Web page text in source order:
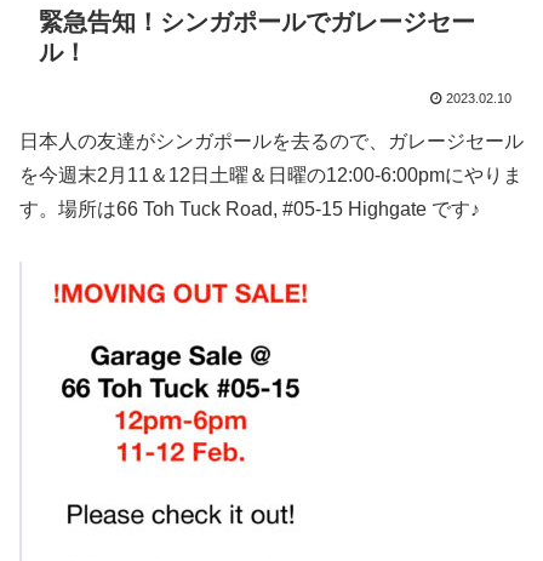
緊急告知！シンガポールでガレージセー
ル！
2023.02.10
日本人の友達がシンガポールを去るので、ガレージセール
を今週末2月11＆12日土曜＆日曜の12:00-6:00pmにやりま
す。場所は66 Toh Tuck Road, #05-15 Highgate です♪